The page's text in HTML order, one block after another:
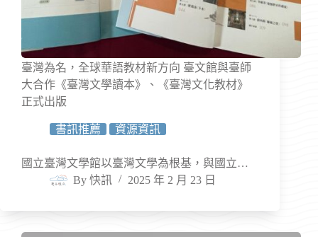
臺灣為名，全球華語教材新方向 臺文館與臺師
大合作《臺灣文學讀本》、《臺灣文化教材》
正式出版
書訊推薦 資源資訊
國立臺灣文學館以臺灣文學為根基，與國立…
By 快訊 2025 年 2 月 23 日